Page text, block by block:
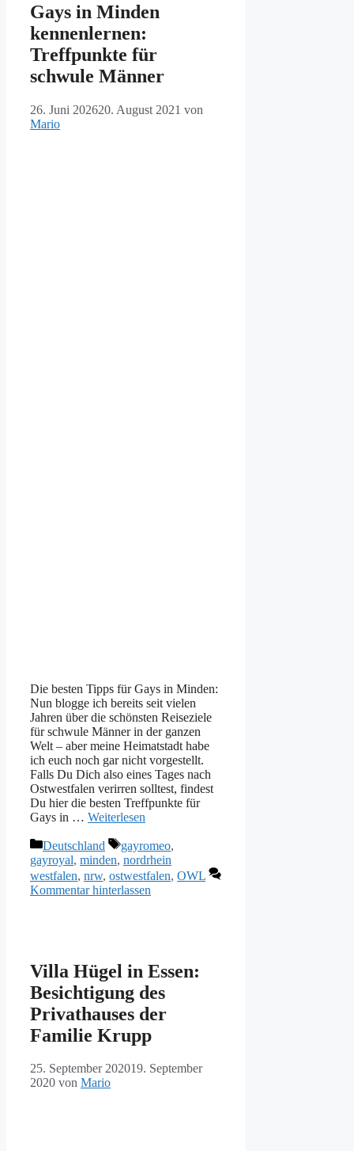
Gays in Minden
kennenlernen:
Treffpunkte für
schwule Männer
26. Juni 202620. August 2021 von
Mario
Die besten Tipps für Gays in Minden:
Nun blogge ich bereits seit vielen
Jahren über die schönsten Reiseziele
für schwule Männer in der ganzen
Welt – aber meine Heimatstadt habe
ich euch noch gar nicht vorgestellt.
Falls Du Dich also eines Tages nach
Ostwestfalen verirren solltest, findest
Du hier die besten Treffpunkte für
Gays in … Weiterlesen
Kategorien
Deutschland Schlagwörter
gayromeo,
gayroyal, minden, nordrhein
westfalen, nrw, ostwestfalen, OWL
Kommentar hinterlassen
Villa Hügel in Essen:
Besichtigung des
Privathauses der
Familie Krupp
25. September 202019. September
2020 von Mario